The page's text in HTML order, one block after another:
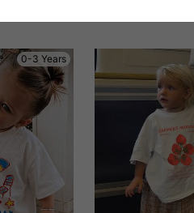
0-3 Years